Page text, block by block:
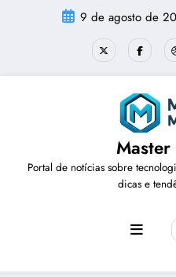
9 de agosto de
Portal de notícias sobre
dicas e